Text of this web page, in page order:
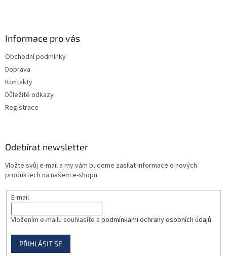
Informace pro vás
Obchodní podmínky
Doprava
Kontakty
Důležité odkazy
Registrace
Odebírat newsletter
Vložte svůj e-mail a my vám budeme zasílat informace o nových
produktech na našem e-shopu.
E-mail
Vložením e-mailu souhlasíte s podmínkami ochrany osobních údajů
PŘIHLÁSIT SE